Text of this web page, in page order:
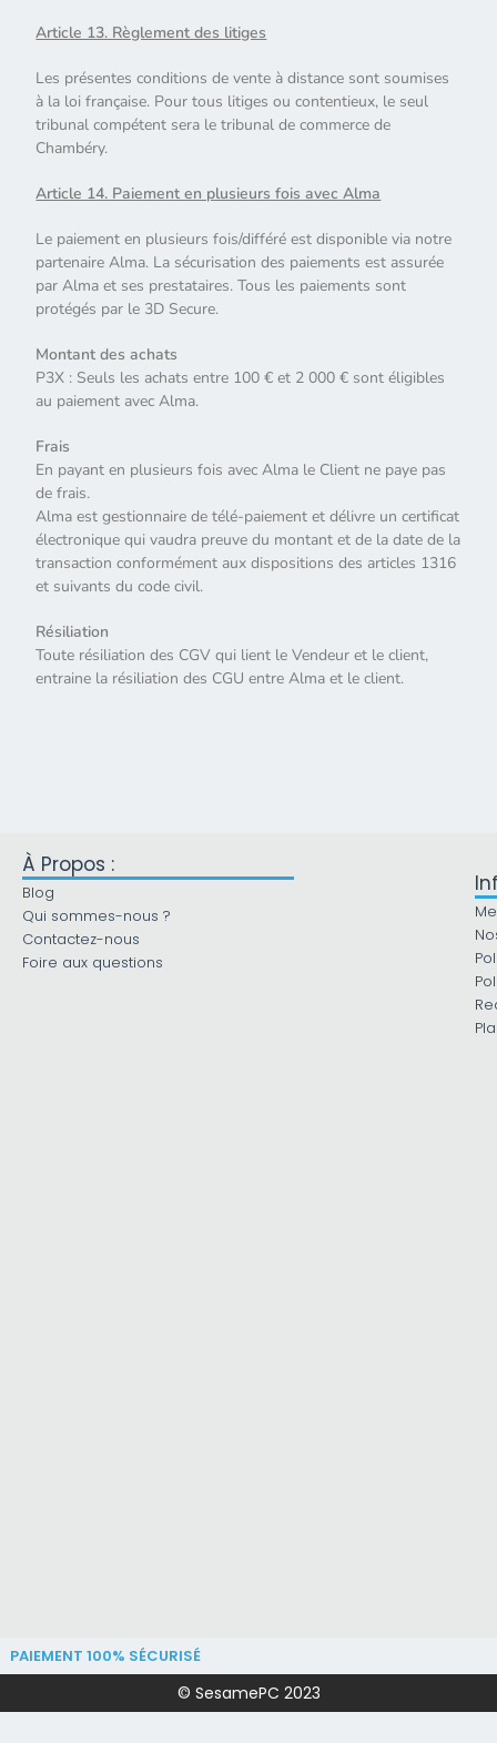
Article 13. Règlement des litiges
Les présentes conditions de vente à distance sont soumises
à la loi française. Pour tous litiges ou contentieux, le seul
tribunal compétent sera le tribunal de commerce de
Chambéry.
Article 14. Paiement en plusieurs fois avec Alma
Le paiement en plusieurs fois/différé est disponible via notre
partenaire Alma. La sécurisation des paiements est assurée
par Alma et ses prestataires. Tous les paiements sont
protégés par le 3D Secure.
Montant des achats
P3X : Seuls les achats entre 100 € et 2 000 € sont éligibles
au paiement avec Alma.
Frais
En payant en plusieurs fois avec Alma le Client ne paye pas
de frais.
Alma est gestionnaire de télé-paiement et délivre un certificat
électronique qui vaudra preuve du montant et de la date de la
transaction conformément aux dispositions des articles 1316
et suivants du code civil.
Résiliation
Toute résiliation des CGV qui lient le Vendeur et le client,
entraine la résiliation des CGU entre Alma et le client.
À Propos :
Blog
Qui sommes-nous ?
Contactez-nous
Foire aux questions
PAIEMENT 100% SÉCURISÉ
© SesamePC 2023